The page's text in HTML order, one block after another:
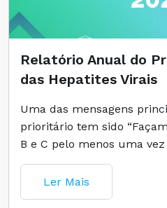
Relatório Anual do
das Hepatites Virais
Uma das mensagens
prioritário tem sido
B e C pelo menos uma vez
Ler Mais